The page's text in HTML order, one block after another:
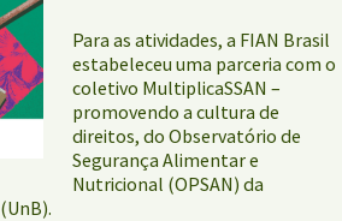
Para as atividades, a FIAN Brasil
estabeleceu uma parceria com o
coletivo MultiplicaSSAN –
promovendo a cultura de
direitos, do Observatório de
Segurança Alimentar e
Nutricional (OPSAN) da